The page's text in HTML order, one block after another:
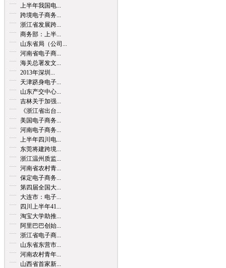
上半年我国电...
跨境电子商务...
浙江省发展跨...
商务部：上半...
山东省局（公司...
河南省电子商...
海关总署发文...
2013年深圳...
天津跻身电子...
山东产交中心...
吉林关于加强...
《浙江省出台...
美国电子商务...
河南电子商务...
上半年四川电...
东莞将建跨境...
浙江温州质监...
河南省农村青...
保定电子商务...
第四届全国大...
大连市：电子...
四川上半年41...
淘宝大学助推...
阿里巴巴创始...
浙江省电子商...
山东省东营市...
河南农村青年...
山西省首家新...